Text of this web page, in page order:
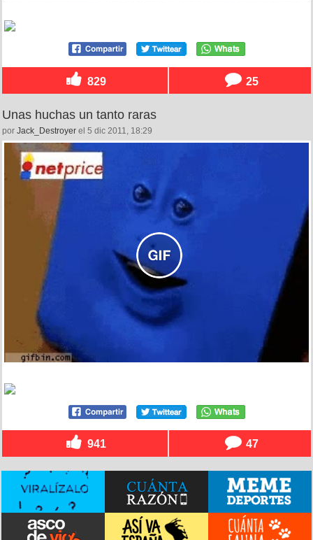
829 25
Unas huchas un tanto raras
por Jack_Destroyer el 5 dic 2011, 18:29
941 47